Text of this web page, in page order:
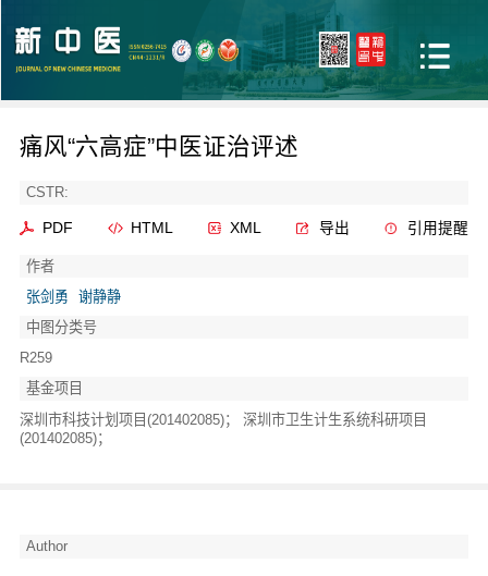
痛风“六高症”中医证治评述
CSTR:
PDF HTML XML 导出 引用提醒
作者
张剑勇
谢静静
中图分类号
R259
基金项目
深圳市科技计划项目(201402085)； 深圳市卫生计生系统科研项目
(201402085)；
Author